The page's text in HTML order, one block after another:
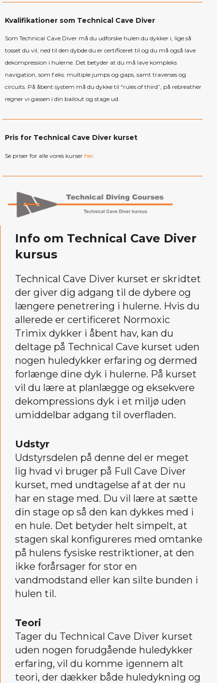
Kvalifikationer som Technical Cave Diver
Som Technical Cave Diver må du udforske hulen du dykker i, lige så
tosset du vil, ned til den dybde du er certificeret til og du må også lave
dekompression i hulerne. Det betyder at du må lave kompleks
navigation, som f.eks. multiple jumps og gaps, samt traverses og
circuits. På åbent system må du dykke til “rules of third”, på rebreather
regner vi gassen i din bailout og stage ud.
Pris for Technical Cave Diver kurset
Se priser for alle vores kurser her
Info om Technical Cave Diver
kursus
Technical Cave Diver kurset er skridtet
der giver dig adgang til de dybere og
længere penetrering i hulerne. Hvis du
allerede er certificeret Normoxic
Trimix dykker i åbent hav, kan du
deltage på Technical Cave kurset uden
nogen huledykker erfaring og dermed
forlænge dine dyk i hulerne. På kurset
vil du lære at planlægge og eksekvere
dekompressions dyk i et miljø uden
umiddelbar adgang til overfladen.
Udstyr
Udstyrsdelen på denne del er meget
lig hvad vi bruger på Full Cave Diver
kurset, med undtagelse af at der nu
har en stage med. Du vil lære at sætte
din stage op så den kan dykkes med i
en hule. Det betyder helt simpelt, at
stagen skal konfigureres med omtanke
på hulens fysiske restriktioner, at den
ikke forårsager for stor en
vandmodstand eller kan silte bunden i
hulen til.
Teori
Tager du Technical Cave Diver kurset
uden nogen forudgående huledykker
erfaring, vil du komme igennem alt
teori, der dækker både huledykning og